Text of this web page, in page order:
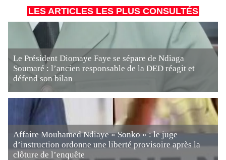
LES ARTICLES LES PLUS CONSULTÉS
Le Président Diomaye Faye se sépare de Ndiaga
Soumaré : l’ancien responsable de la DED réagit et
défend son bilan
Affaire Mouhamed Ndiaye « Sonko » : le juge
d’instruction ordonne une liberté provisoire après la
clôture de l’enquête